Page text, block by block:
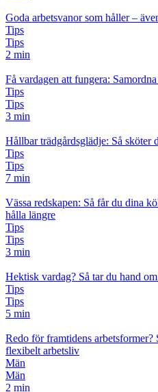
Goda arbetsvanor som håller –
Tips
Tips
2 min
Få vardagen att fungera:
Tips
Tips
3 min
Hållbar trädgårdsglädje: Så sköter
Tips
Tips
7 min
Vässa redskapen: Så får du dina
hålla längre
Tips
Tips
3 min
Hektisk vardag? Så tar du hand
Tips
Tips
5 min
Redo för framtidens
flexibelt arbetsliv
Män
Män
2 min